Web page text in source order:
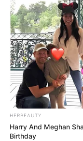
HERBEAUTY
Harry And Meghan
Birthday